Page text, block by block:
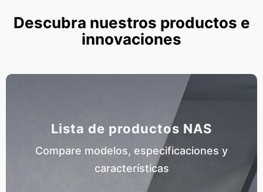
Descubra nuestros productos e
innovaciones
Lista de productos NAS
Compare modelos, especificaciones y
características